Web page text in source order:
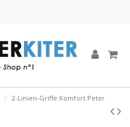
2-Linien-Griffe Komfort Peter